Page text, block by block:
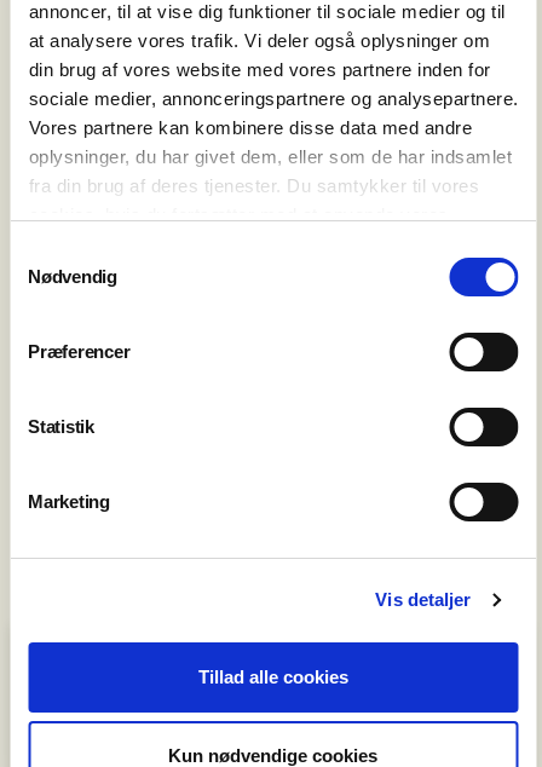
annoncer, til at vise dig funktioner til sociale medier og til
at analysere vores trafik. Vi deler også oplysninger om
din brug af vores website med vores partnere inden for
sociale medier, annonceringspartnere og analysepartnere.
Vores partnere kan kombinere disse data med andre
oplysninger, du har givet dem, eller som de har indsamlet
fra din brug af deres tjenester. Du samtykker til vores
Nødvendig
Præferencer
Statistik
Marketing
Vis detaljer
Tillad alle cookies
Kun nødvendige cookies
Vælg underkategori
Musik sammen med mor, far eller anden voksen.
Muligt i hele kommunen, hvor vi allerede underviser.
TILMELD